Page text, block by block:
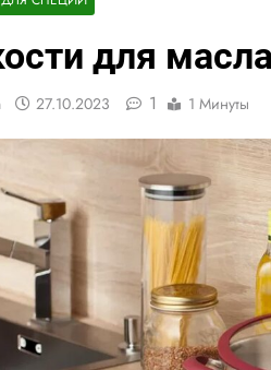
для
27.10.2023 1 1 Минуты